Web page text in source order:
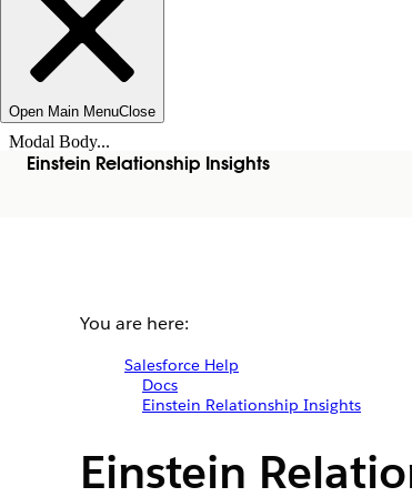
Open Main MenuClose
Modal Body...
Einstein Relationship Insights
You are here:
Salesforce Help
Docs
Einstein Relationship Insights
Einstein